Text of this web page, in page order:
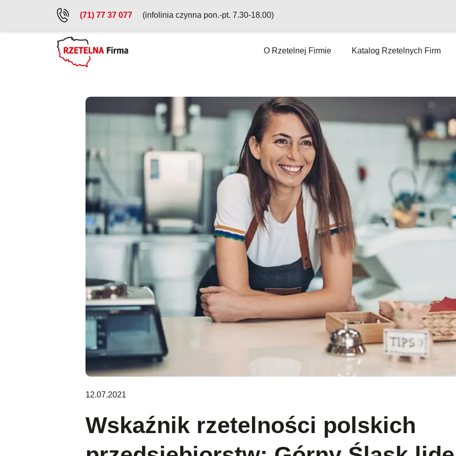
Przejdź do treści głównej(71) 77 37 077 (infolinia czynna pon.-pt. 7.30-18.00)
O Rzetelnej Firmie Katalog Rzetelnych Firm
12.07.2021
Wskaźnik rzetelności polskich